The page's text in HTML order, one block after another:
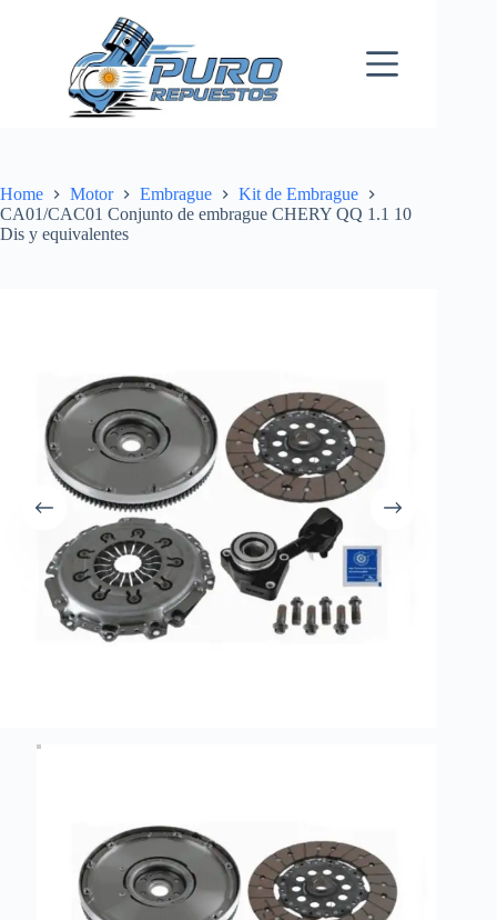
Home Motor Embrague
Kit de Embrague
CA01/CAC01 Conjunto de embrague CHERY QQ 1.1 10
Dis y equivalentes